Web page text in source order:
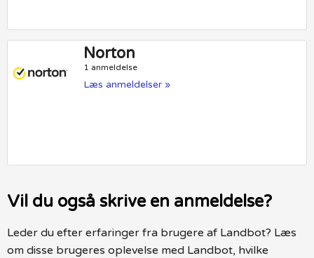
Norton
1 anmeldelse
Læs anmeldelser »
Vil du også skrive en anmeldelse?
Leder du efter erfaringer fra brugere af Landbot? Læs
om disse brugeres oplevelse med Landbot, hvilke